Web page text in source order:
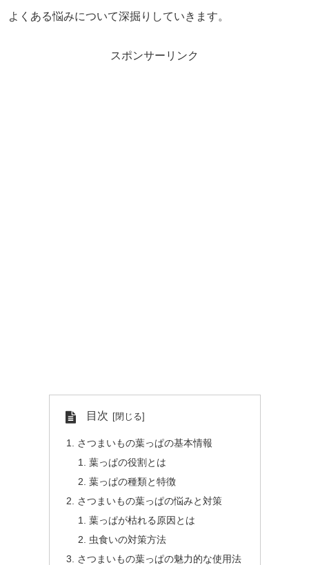
よくある悩みについて深掘りしていきます。
スポンサーリンク
目次
さつまいもの葉っぱの基本情報
葉っぱの役割とは
葉っぱの種類と特徴
さつまいもの葉っぱの悩みと対策
葉っぱが枯れる原因とは
虫食いの対策方法
さつまいもの葉っぱの魅力的な使用法